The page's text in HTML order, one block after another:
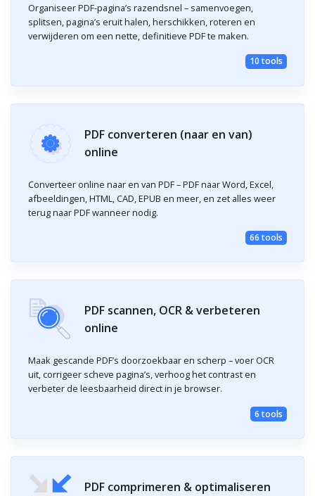
Organiseer PDF-pagina’s razendsnel – samenvoegen,
splitsen, pagina’s eruit halen, herschikken, roteren en
verwijderen om een nette, definitieve PDF te maken.
10 tools
PDF converteren (naar en van)
online
Converteer online naar en van PDF – PDF naar Word, Excel,
afbeeldingen, HTML, CAD, EPUB en meer, en zet alles weer
terug naar PDF wanneer nodig.
66 tools
PDF scannen, OCR & verbeteren
online
Maak gescande PDF’s doorzoekbaar en scherp – voer OCR
uit, corrigeer scheve pagina’s, verhoog het contrast en
verbeter de leesbaarheid direct in je browser.
6 tools
PDF comprimeren & optimaliseren